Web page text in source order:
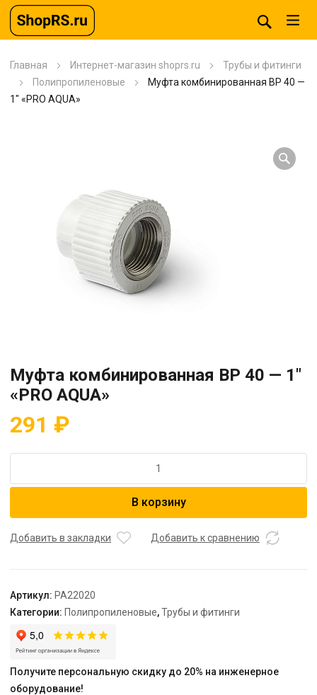
Главная Интернет-магазин shoprs.ru
Трубы и фитинги
Полипропиленовые
Муфта комбинированная BP 40 —
1″ «PRO AQUA»
Муфта комбинированная BP 40 — 1″
«PRO AQUA»
291 ₽
Муфта
40
AQUA"
В корзину
Добавить в закладки Добавить к сравнению
Артикул: PA22020
Категории: Полипропиленовые,Трубы и фитинги
Получите персональную скидку до 20% на инженерное
оборудование!